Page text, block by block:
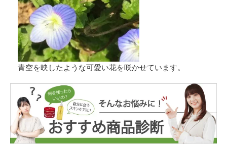
青空を映したような可愛い花を咲かせています。